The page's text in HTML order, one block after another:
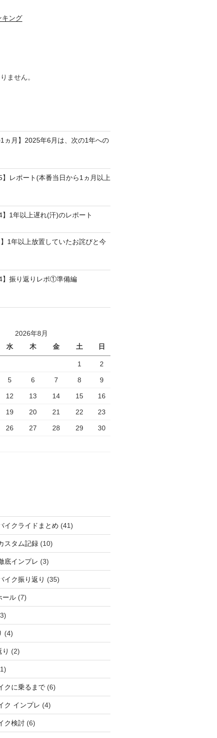
キング
ません。
ヵ月】2025年6月は、次の1年への
レポート(本番当日から1ヵ月以上
1年以上遅れ(汗)のレポート
1年以上放置していたお詫びと今
】振り返りレポ①準備編
2026年8月
水
木 金 土 日
1 2
5 6 7 8 9
12 13 14 15 16
19 20 21 22 23
26 27 28 29 30
イクライドまとめ (41)
スタム記録(10)
底インプレ (3)
イク振り返り (35)
ール(7)
(4)
(2)
クに乗るまで(6)
ク インプレ (4)
ク検討(6)